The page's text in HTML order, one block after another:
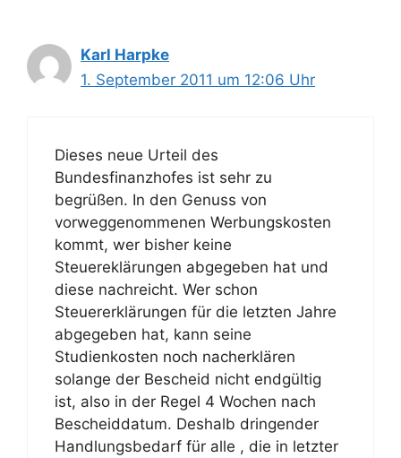
Karl Harpke
1. September 2011 um 12:06 Uhr
Dieses neue Urteil des
Bundesfinanzhofes ist sehr zu
begrüßen. In den Genuss von
vorweggenommenen Werbungskosten
kommt, wer bisher keine
Steuereklärungen abgegeben hat und
diese nachreicht. Wer schon
Steuererklärungen für die letzten Jahre
abgegeben hat, kann seine
Studienkosten noch nacherklären
solange der Bescheid nicht endgültig
ist, also in der Regel 4 Wochen nach
Bescheiddatum. Deshalb dringender
Handlungsbedarf für alle , die in letzter